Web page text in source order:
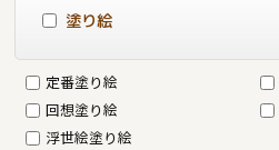
塗り絵
定番塗り絵
回想塗り絵
浮世絵塗り絵